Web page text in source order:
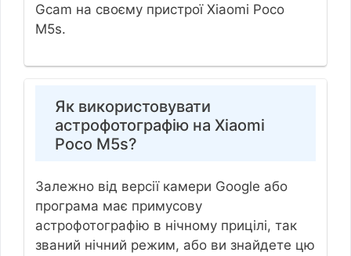
Gcam на своєму пристрої Xiaomi Poco
M5s.
Як використовувати
астрофотографію на Xiaomi
Poco M5s?
Залежно від версії камери Google або
програма має примусову
астрофотографію в нічному прицілі, так
званий нічний режим, або ви знайдете цю